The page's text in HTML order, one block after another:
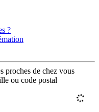
?
proches de chez vous
ou code postal